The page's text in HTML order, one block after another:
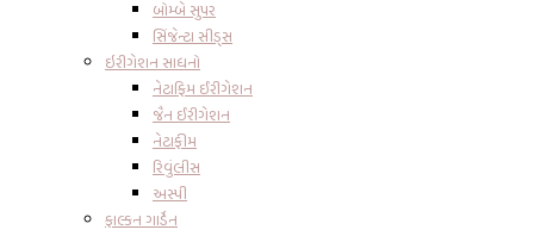
બોમ્બે સુપર
સિંજેન્ટા સીડ્સ
ઇરીગેશન સાધનો
નેટાફિમ ઈરીગેશન
જૈન ઈરીગેશન
નેટાફીમ
રિવુંલીસ
અસ્પી
ફાલ્કન ગાર્ડેન